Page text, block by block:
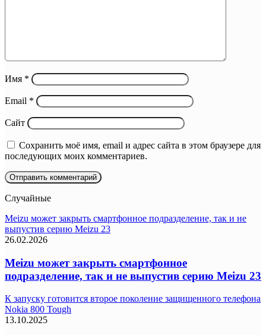
Имя *
Email *
Сайт
Сохранить моё имя, email и адрес сайта в этом браузере для
последующих моих комментариев.
Случайные
Meizu может закрыть смартфонное подразделение, так и не
выпустив серию Meizu 23
26.02.2026
Meizu может закрыть смартфонное
подразделение, так и не выпустив серию Meizu 23
К запуску готовится второе поколение защищенного телефона
Nokia 800 Tough
13.10.2025